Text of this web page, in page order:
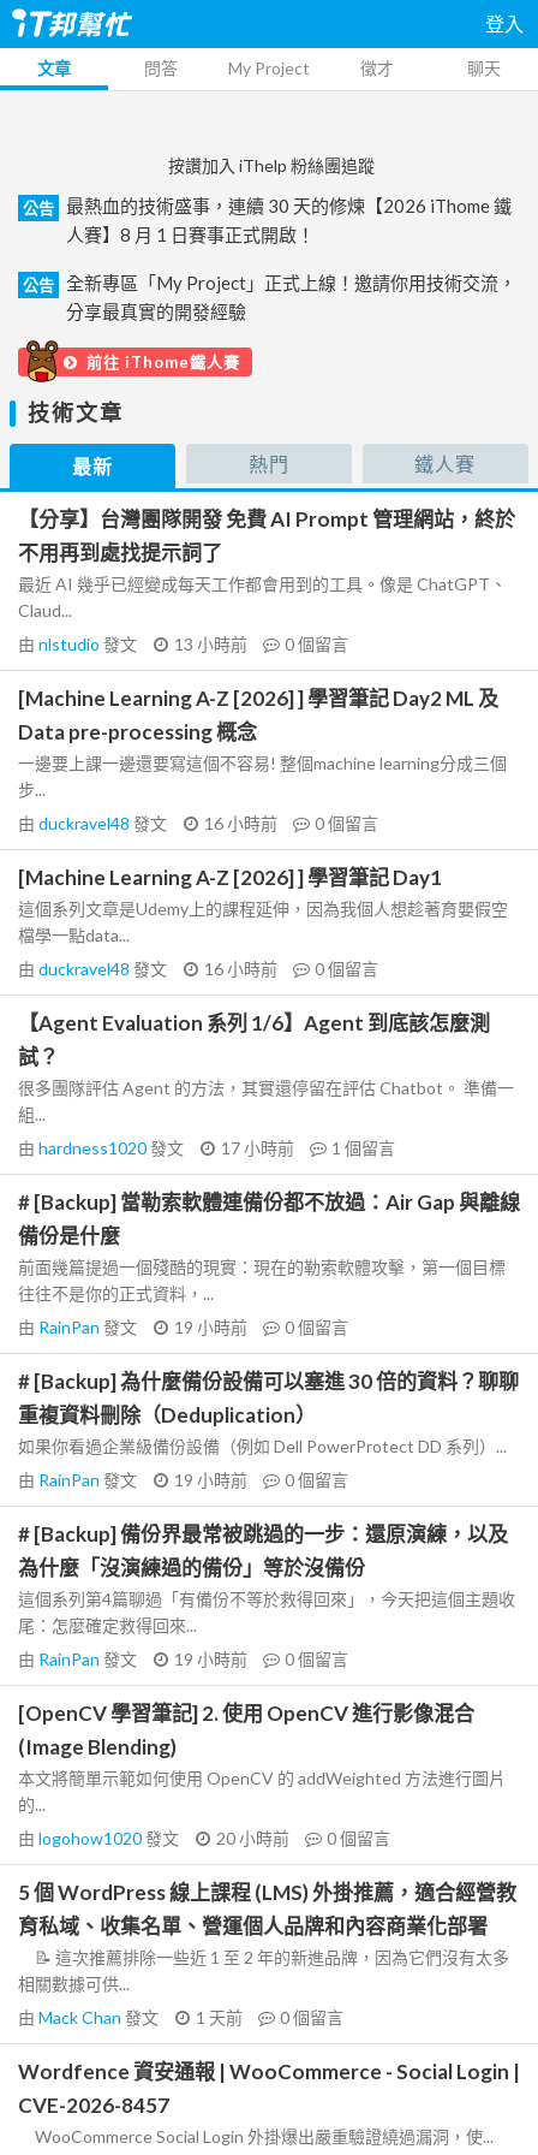
登入
文章 問答 My Project 徵才 聊天
按讚加入 iThelp 粉絲團追蹤
公告
最熱血的技術盛事，連續 30 天的修煉【2026 iThome 鐵
人賽】8 月 1 日賽事正式開啟！
公告
全新專區「My Project」正式上線！邀請你用技術交流，
分享最真實的開發經驗
前往 iThome鐵人賽
技術文章
最新 熱門 鐵人賽
【分享】台灣團隊開發 免費 AI Prompt 管理網站，終於
不用再到處找提示詞了
最近 AI 幾乎已經變成每天工作都會用到的工具。像是 ChatGPT、
Claud...
由 nlstudio 發文 13 小時前 0個留言
[Machine Learning A-Z [2026] ] 學習筆記 Day2 ML 及
Data pre-processing 概念
一邊要上課一邊還要寫這個不容易! 整個machine learning分成三個
步...
由 duckravel48 發文 16 小時前 0個留言
[Machine Learning A-Z [2026] ] 學習筆記 Day1
這個系列文章是Udemy上的課程延伸，因為我個人想趁著育嬰假空
檔學一點data...
由 duckravel48 發文 16 小時前 0個留言
【Agent Evaluation 系列 1/6】Agent 到底該怎麼測
試？
很多團隊評估 Agent 的方法，其實還停留在評估 Chatbot。 準備一
組...
由 hardness1020發文 17 小時前 1 個留言
# [Backup] 當勒索軟體連備份都不放過：Air Gap 與離線
備份是什麼
前面幾篇提過一個殘酷的現實：現在的勒索軟體攻擊，第一個目標
往往不是你的正式資料，...
由 RainPan 發文 19 小時前 0個留言
# [Backup] 為什麼備份設備可以塞進 30 倍的資料？聊聊
重複資料刪除（Deduplication）
如果你看過企業級備份設備（例如 Dell PowerProtect DD 系列）...
由 RainPan 發文 19 小時前 0個留言
# [Backup] 備份界最常被跳過的一步：還原演練，以及
為什麼「沒演練過的備份」等於沒備份
這個系列第4篇聊過「有備份不等於救得回來」，今天把這個主題收
尾：怎麼確定救得回來...
由 RainPan 發文 19 小時前 0個留言
[OpenCV 學習筆記] 2. 使用 OpenCV 進行影像混合
(Image Blending)
本文將簡單示範如何使用 OpenCV 的 addWeighted 方法進行圖片
的...
由 logohow1020發文 20 小時前 0個留言
5 個 WordPress 線上課程 (LMS) 外掛推薦，適合經營教
育私域、收集名單、營運個人品牌和內容商業化部署
📝 這次推薦排除一些近 1 至 2 年的新進品牌，因為它們沒有太多
相關數據可供...
由 Mack Chan 發文 1 天前 0個留言
Wordfence 資安通報 | WooCommerce - Social Login |
CVE-2026-8457
WooCommerce Social Login 外掛爆出嚴重驗證繞過漏洞，使...